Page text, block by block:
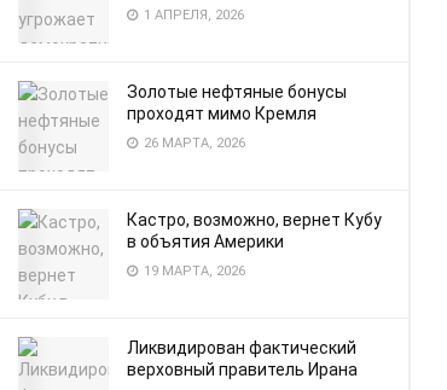
1 АПРЕЛЯ, 2026
Золотые нефтяные бонусы
проходят мимо Кремля
26 МАРТА, 2026
Кастро, возможно, вернет Кубу
в объятия Америки
19 МАРТА, 2026
Ликвидирован фактический
верховный правитель Ирана